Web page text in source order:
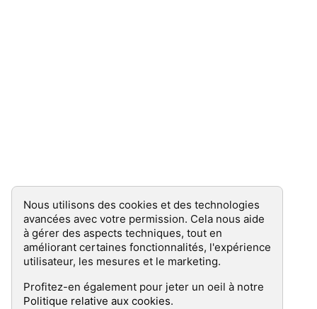
Les cookies sont là !
Nous utilisons des cookies et des technologies
avancées avec votre permission. Cela nous aide
à gérer des aspects techniques, tout en
améliorant certaines fonctionnalités, l'expérience
utilisateur, les mesures et le marketing.
Profitez-en également pour jeter un oeil à notre
Politique relative aux cookies.